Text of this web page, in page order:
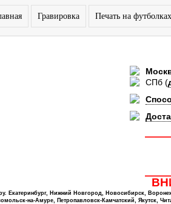
Гравировка Печать на футболках
СПб (
Екатеринбург, Нижний Новгород, Новосибирск,
на-Амуре, Петропавловск-Камчатский, Якутск,